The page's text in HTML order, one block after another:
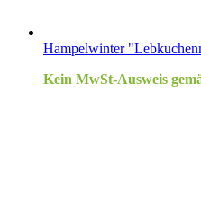
Hampelwinter
Kein MwSt-Ausweis